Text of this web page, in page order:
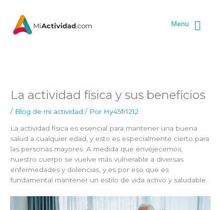
contenido
Menu
La actividad física y sus beneficios
/ Blog de mi actividad / Por Hy45fr1212
La actividad física es esencial para mantener una buena
salud a cualquier edad, y esto es especialmente cierto para
las personas mayores. A medida que envejecemos,
nuestro cuerpo se vuelve más vulnerable a diversas
enfermedades y dolencias, y es por eso que es
fundamental mantener un estilo de vida activo y saludable.